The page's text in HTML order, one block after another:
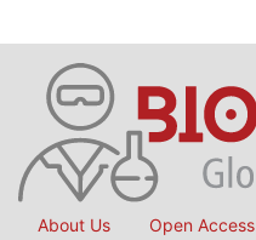
About Us Open Access